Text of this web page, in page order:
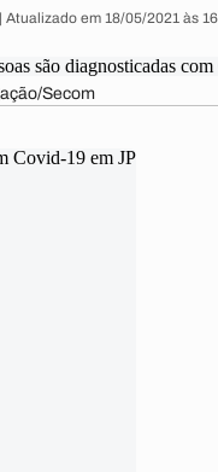
em 18/05/2021 às
Secom